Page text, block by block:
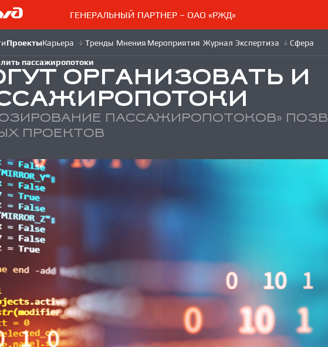
ГЕНЕРАЛЬНЫЙ ПАРТНЕР – ОАО «РЖД»
пассажиропотоки
ОРГАНИЗОВАТЬ И
ПАССАЖИРОПОТОКОВ»
ПРОЕКТОВ